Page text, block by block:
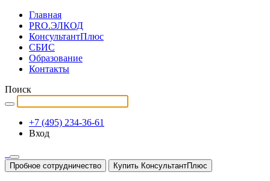
Главная
PRO.ЭЛКОД
КонсультантПлюс
СБИС
Образование
Контакты
Поиск
+7 (495) 234-36-61
Вход
Пробное сотрудничество Купить КонсультантПлюс